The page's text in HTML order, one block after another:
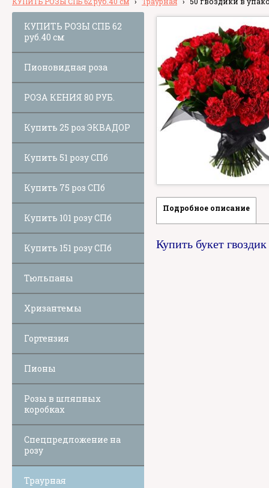
КУПИТЬ РОЗЫ СПБ 62
руб.40 см
Пионовидная роза
РОЗА КЕНИЯ 80 РУБ.
Купить 25 роз ЭКВАДОР
Купить 51 розу СПб
Купить 75 роз СПб
Купить 101 розу СПб
Купить 151 розу СПб
Тюльпаны
Хризантемы
Гортензия
Пионы
Розы в шляпных
коробках
Спецпредложение на
розу
Траурная
Подробное описание
Купить букет